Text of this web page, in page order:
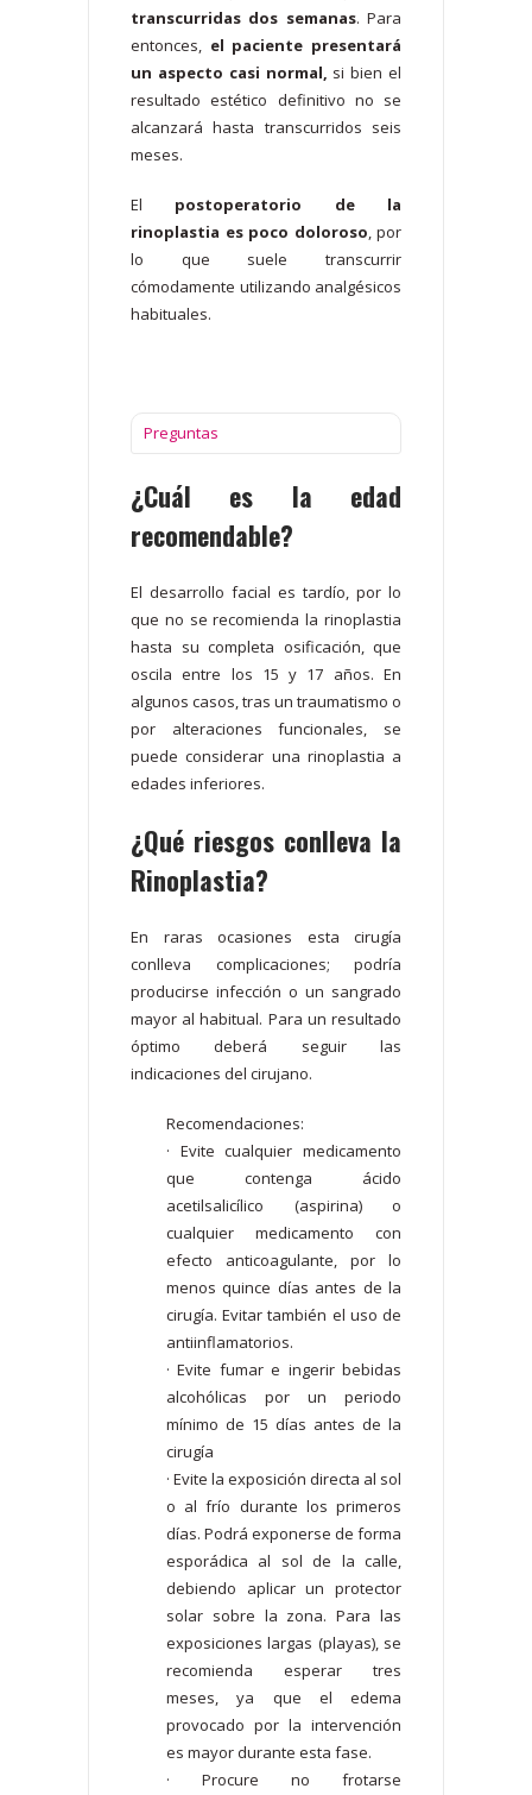
transcurridas dos semanas. Para
entonces, el paciente presentará
un aspecto casi normal, si bien el
resultado estético definitivo no se
alcanzará hasta transcurridos seis
meses.
El postoperatorio de la
rinoplastia es poco doloroso, por
lo que suele transcurrir
cómodamente utilizando analgésicos
habituales.
Preguntas
¿Cuál es la edad
recomendable?
El desarrollo facial es tardío, por lo
que no se recomienda la rinoplastia
hasta su completa osificación, que
oscila entre los 15 y 17 años. En
algunos casos, tras un traumatismo o
por alteraciones funcionales, se
puede considerar una rinoplastia a
edades inferiores.
¿Qué riesgos conlleva la
Rinoplastia?
En raras ocasiones esta cirugía
conlleva complicaciones; podría
producirse infección o un sangrado
mayor al habitual. Para un resultado
óptimo deberá seguir las
indicaciones del cirujano.
Recomendaciones:
· Evite cualquier medicamento
que contenga ácido
acetilsalicílico (aspirina) o
cualquier medicamento con
efecto anticoagulante, por lo
menos quince días antes de la
cirugía. Evitar también el uso de
antiinflamatorios.
· Evite fumar e ingerir bebidas
alcohólicas por un periodo
mínimo de 15 días antes de la
cirugía
· Evite la exposición directa al sol
o al frío durante los primeros
días. Podrá exponerse de forma
esporádica al sol de la calle,
debiendo aplicar un protector
solar sobre la zona. Para las
exposiciones largas (playas), se
recomienda esperar tres
meses, ya que el edema
provocado por la intervención
es mayor durante esta fase.
· Procure no frotarse